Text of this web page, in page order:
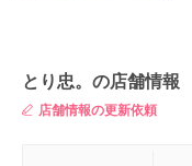
とり忠。の店舗情報
店舗情報の更新依頼